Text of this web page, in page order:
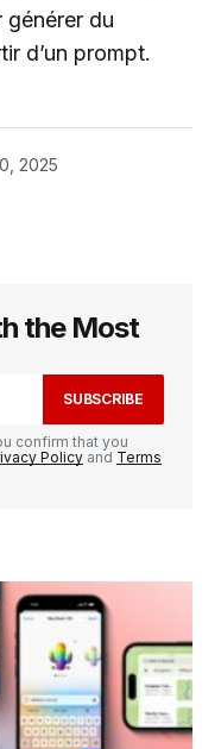
du
d’un prompt.
2025
pas publiée. Les
avec
e-mail et mon
mon prochain
the Most
SUBSCRIBE
confirm that you
Policy and Terms